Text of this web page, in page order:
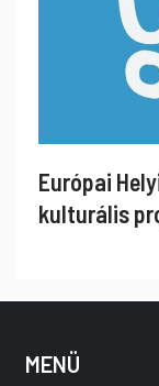
Európai
kulturális
MENÜ